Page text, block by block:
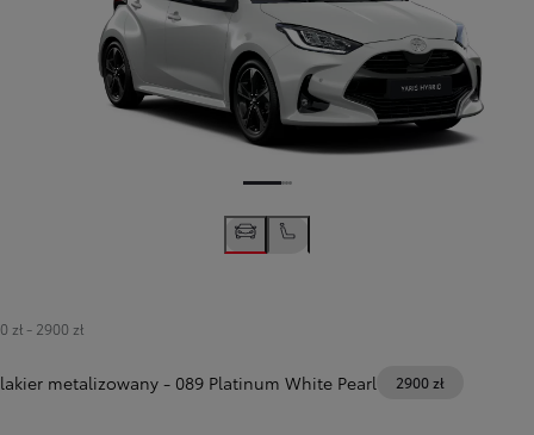
0 zł - 2900 zł
lakier metalizowany - 089 Platinum White Pearl 2900 zł